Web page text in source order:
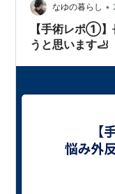
なゆの暮らし •
【手術レポ①】
うと思います🦶